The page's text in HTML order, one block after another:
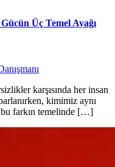
Üç Temel Ayağı
karşısında her insan
kimimiz aynı
farkın temelinde […]